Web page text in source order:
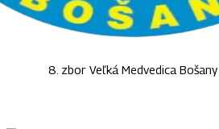
8. zbor Veľká Medvedica Bošany